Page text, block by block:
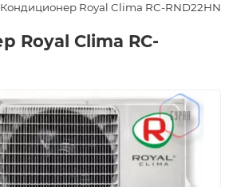
Кондиционер Royal Clima RC-RND22HN
Royal Clima RC-